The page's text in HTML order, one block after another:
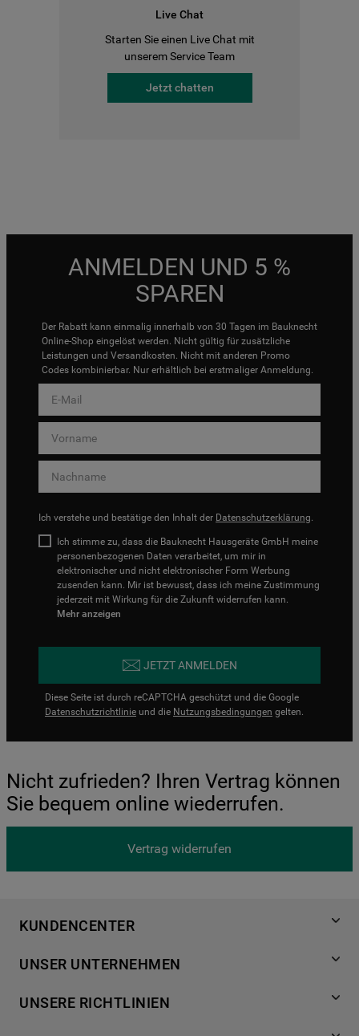
Live Chat
Starten Sie einen Live Chat mit
unserem Service Team
Jetzt chatten
ANMELDEN UND 5 %
SPAREN
Der Rabatt kann einmalig innerhalb von 30 Tagen im Bauknecht
Online-Shop eingelöst werden. Nicht gültig für zusätzliche
Leistungen und Versandkosten. Nicht mit anderen Promo
Codes kombinierbar. Nur erhältlich bei erstmaliger Anmeldung.
Ich verstehe und bestätige den Inhalt der Datenschutzerklärung.
Ich stimme zu, dass die Bauknecht Hausgeräte GmbH meine
personenbezogenen Daten verarbeitet, um mir in
elektronischer und nicht elektronischer Form Werbung
zusenden kann. Mir ist bewusst, dass ich meine Zustimmung
jederzeit mit Wirkung für die Zukunft widerrufen kann.
Mehr anzeigen
JETZT ANMELDEN
Diese Seite ist durch reCAPTCHA geschützt und die Google
Datenschutzrichtlinie und die Nutzungsbedingungen gelten.
Nicht zufrieden? Ihren Vertrag können
Sie bequem online wiederrufen.
Vertrag widerrufen
KUNDENCENTER
Händlersuche
Häufige Fragen
UNSER UNTERNEHMEN
Für Händler
UNSERE RICHTLINIEN